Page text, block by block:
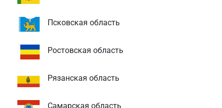
Псковская область
Ростовская область
Рязанская область
Самарская область